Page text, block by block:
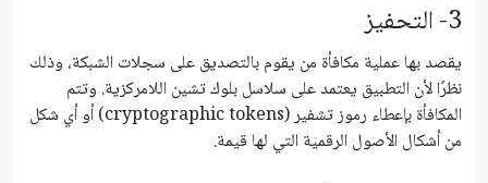
3- التحفيز
يقصد بها عملية مكافأة من يقوم بالتصديق على سجلات الشبكة، وذلك
نظرًا لأن التطبيق يعتمد على سلاسل بلوك تشين اللامركزية. وتتم
المكافأة بإعطاء رموز تشفير (cryptographic tokens) أو أي شكل
من أشكال الأصول الرقمية التي لها قيمة.